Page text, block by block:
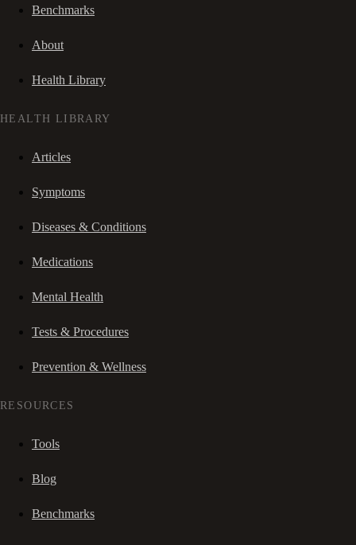
Benchmarks
About
Health Library
HEALTH LIBRARY
Articles
Symptoms
Diseases & Conditions
Medications
Mental Health
Tests & Procedures
Prevention & Wellness
RESOURCES
Tools
Blog
Benchmarks